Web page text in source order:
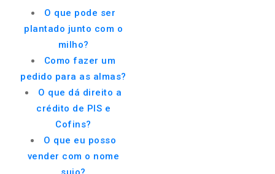
O que pode ser
plantado junto com o
milho?
Como fazer um
pedido para as almas?
O que dá direito a
crédito de PIS e
Cofins?
O que eu posso
vender com o nome